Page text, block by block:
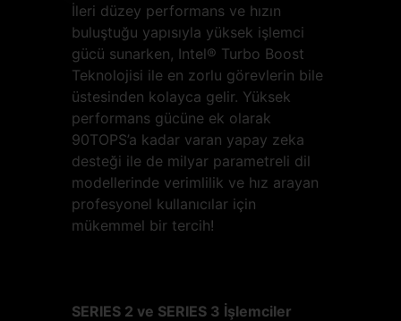
İleri düzey performans ve hızın
buluştuğu yapısıyla yüksek işlemci
gücü sunarken, Intel® Turbo Boost
Teknolojisi ile en zorlu görevlerin bile
üstesinden kolayca gelir. Yüksek
performans gücüne ek olarak
90TOPS’a kadar varan yapay zeka
desteği ile de milyar parametreli dil
modellerinde verimlilik ve hız arayan
profesyonel kullanıcılar için
mükemmel bir tercih!
SERIES 2 ve SERIES 3 İşlemciler